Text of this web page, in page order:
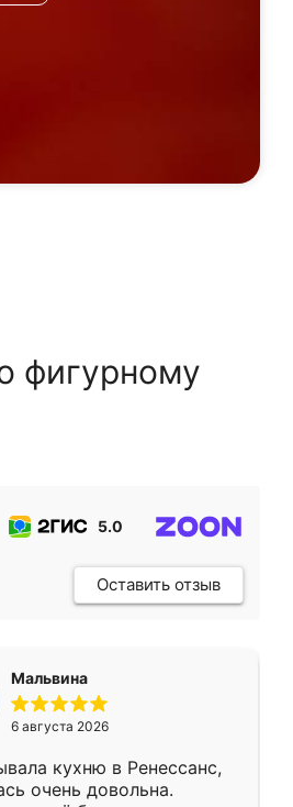
фигурному
5.0
Оставить отзыв
Мальвина
6 августа 2026
кухню в Ренессанс,
очень довольна.